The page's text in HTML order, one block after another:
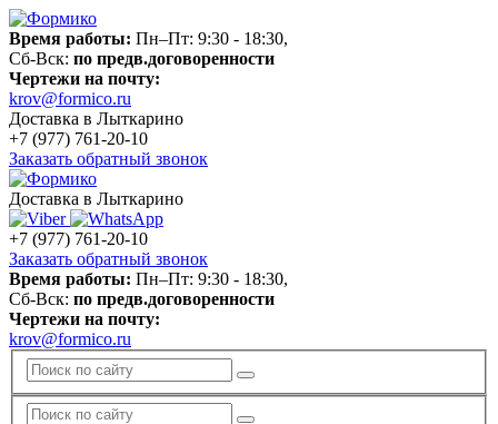
Время работы: Пн–Пт: 9:30 - 18:30,
Сб-Вск: по предв.договоренности
Чертежи на почту:
krov@formico.ru
Доставка в Лыткарино
+7 (977) 761-20-10
Заказать обратный звонок
Доставка в Лыткарино
+7 (977) 761-20-10
Заказать обратный звонок
Время работы: Пн–Пт: 9:30 - 18:30,
Сб-Вск: по предв.договоренности
Чертежи на почту:
krov@formico.ru